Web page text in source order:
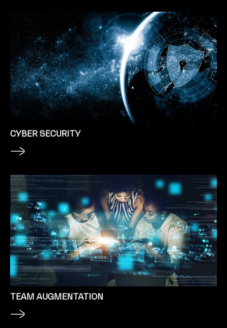
CYBER SECURITY
TEAM AUGMENTATION